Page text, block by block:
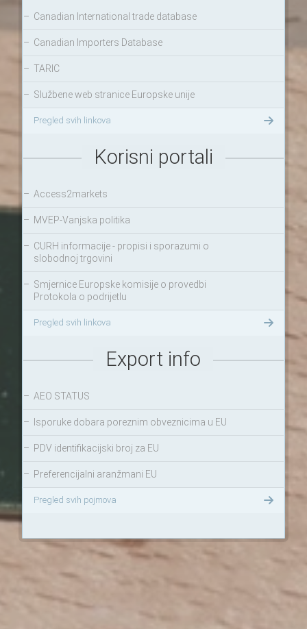
– Canadian International trade database
– Canadian Importers Database
– TARIC
– Službene web stranice Europske unije
Pregled svih linkova
Korisni portali
– Access2markets
– MVEP-Vanjska politika
– CURH informacije - propisi i sporazumi o
slobodnoj trgovini
– Smjernice Europske komisije o provedbi
Protokola o podrijetlu
Pregled svih linkova
Export info
– AEO STATUS
– Isporuke dobara poreznim obveznicima u EU
– PDV identifikacijski broj za EU
– Preferencijalni aranžmani EU
Pregled svih pojmova